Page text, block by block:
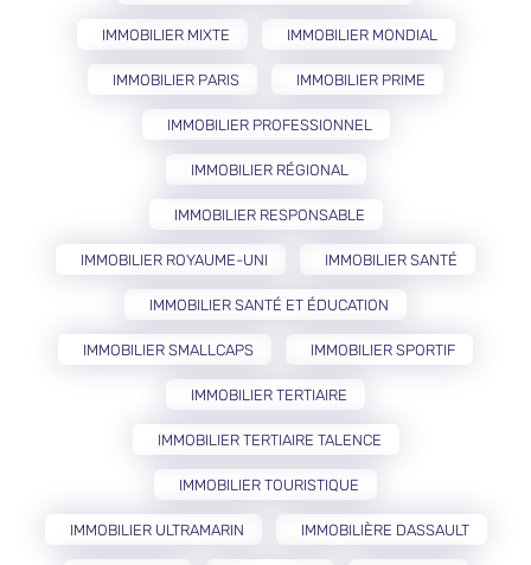
IMMOBILIER MIXTE IMMOBILIER MONDIAL
IMMOBILIER PARIS IMMOBILIER PRIME
IMMOBILIER PROFESSIONNEL
IMMOBILIER RÉGIONAL
IMMOBILIER RESPONSABLE
IMMOBILIER ROYAUME-UNI IMMOBILIER SANTÉ
IMMOBILIER SANTÉ ET ÉDUCATION
IMMOBILIER SMALLCAPS IMMOBILIER SPORTIF
IMMOBILIER TERTIAIRE
IMMOBILIER TERTIAIRE TALENCE
IMMOBILIER TOURISTIQUE
IMMOBILIER ULTRAMARIN IMMOBILIÈRE DASSAULT